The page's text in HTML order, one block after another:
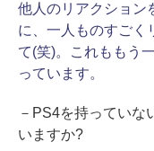
他人のリアクション
に、一人ものすごく
て(笑)。これももう
っています。
－PS4を持っていな
いますか?